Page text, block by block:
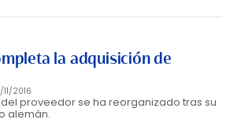
la adquisición de
2016
proveedor se ha reorganizado tras su
alemán.